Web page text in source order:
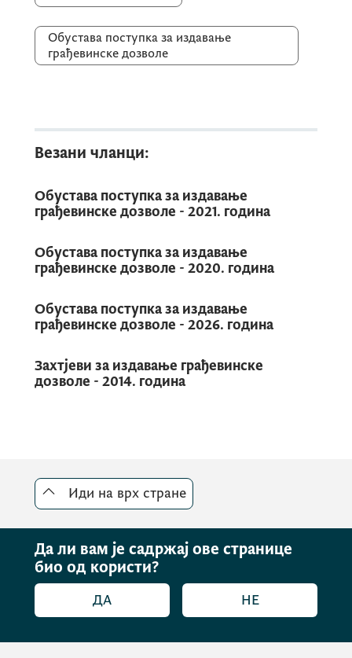
Обустава поступка за издавање
грађевинске дозволе
Везани чланци:
Обустава поступка за издавање
грађевинске дозволе - 2021. година
Обустава поступка за издавање
грађевинске дозволе - 2020. година
Обустава поступка за издавање
грађевинске дозволе - 2026. година
Захтјеви за издавање грађевинске
дозволе - 2014. година
Иди на врх стране
Да ли вам је садржај ове странице
био од користи?
ДА НЕ